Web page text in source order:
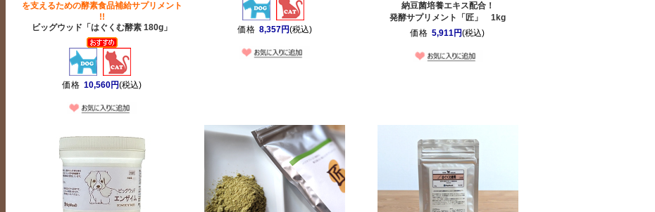
を支えるための酵素食品補給サプリメント
!!
ビッグウッド「はぐくむ酵素 180g」
価格 10,560円(税込)
価格 8,357円(税込)
納豆菌培養エキス配合！
発酵サプリメント「匠」 1kg
価格 5,911円(税込)